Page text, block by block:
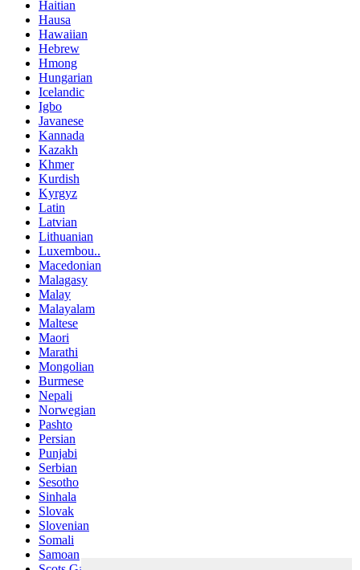
Haitian
Hausa
Hawaiian
Hebrew
Hmong
Hungarian
Icelandic
Igbo
Javanese
Kannada
Kazakh
Khmer
Kurdish
Kyrgyz
Latin
Latvian
Lithuanian
Luxembou..
Macedonian
Malagasy
Malay
Malayalam
Maltese
Maori
Marathi
Mongolian
Burmese
Nepali
Norwegian
Pashto
Persian
Punjabi
Serbian
Sesotho
Sinhala
Slovak
Slovenian
Somali
Samoan